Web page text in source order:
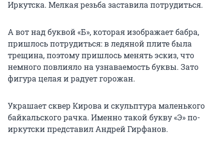
Иркутска. Мелкая резьба заставила потрудиться.
А вот над буквой «Б», которая изображает бабра,
пришлось потрудиться: в ледяной плите была
трещина, поэтому пришлось менять эскиз, что
немного повлияло на узнаваемость буквы. Зато
фигура целая и радует горожан.
Украшает сквер Кирова и скульптура маленького
байкальского рачка. Именно такой букву «Э» по-
иркутски представил Андрей Гирфанов.